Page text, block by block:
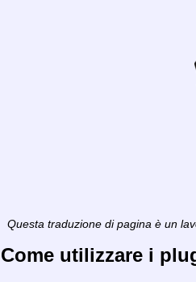
Questa traduzione di pagina è un
Come utilizzare i